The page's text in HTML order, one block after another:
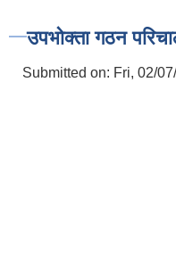
उपभोक्ता गठन
Submitted on: Fri, 02/